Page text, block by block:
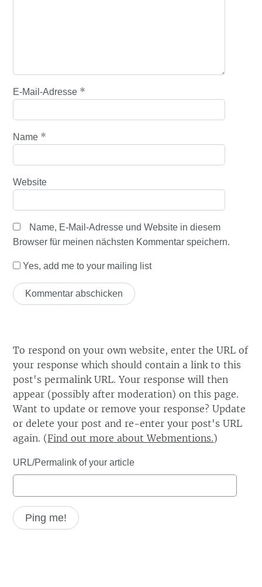
E-Mail-Adresse *
Name *
Website
Name, E-Mail-Adresse und Website in diesem
Browser für meinen nächsten Kommentar speichern.
Yes, add me to your mailing list
To respond on your own website, enter the URL of
your response which should contain a link to this
post's permalink URL. Your response will then
appear (possibly after moderation) on this page.
Want to update or remove your response? Update
or delete your post and re-enter your post's URL
again. (Find out more about Webmentions.)
URL/Permalink of your article